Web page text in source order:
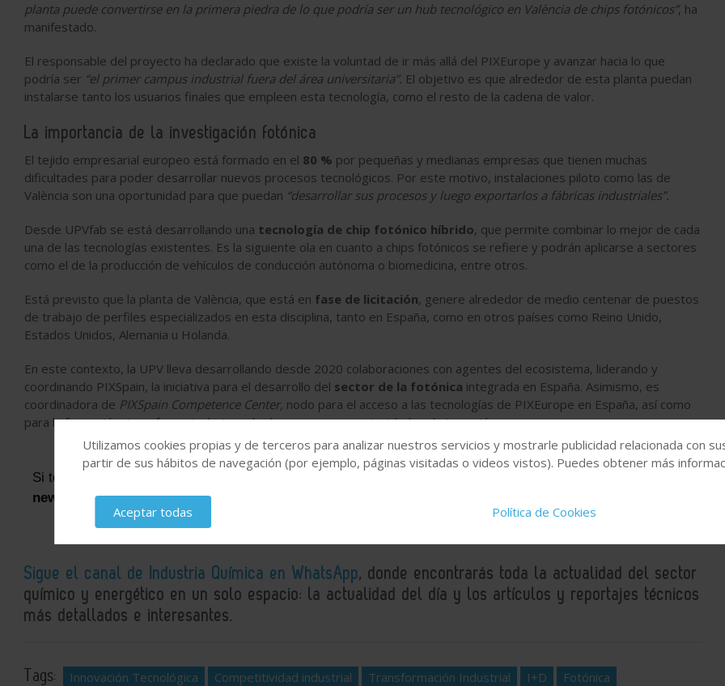
planta puede convertirse en la primera piedra de lo que podría ser un hub tecnológico en València de chips fotónicos”, ha
manifestado.
El responsable del proyecto ha declarado que existe la voluntad de ir más allá del PIXEurope y avanzar hacia lo que
podría ser “el primer campus industrial fuera del área universitaria”. El objetivo es que alrededor de esta planta puedan
instalarse tanto los usuarios finales que empleen esta tecnología, como el resto de la cadena de valor.
La importancia de la investigación fotónica
El tejido empresarial europeo está formado en el 80 % por pequeñas y medianas empresas que tienen muchas
dificultades para poder desarrollar nuevos procesos tecnológicos. Por este motivo, instalaciones piloto como las de
València son una oportunidad para que puedan “desarrollar sus procesos y luego exportarlos a fábricas industriales”.
Desde UPVfab se está desarrollando una tecnología de chip fotónico híbrido, que permite combinar lo mejor de cada
una de las tecnologías existentes. Es la siguiente ola en cuanto a chips fotónicos se refiere y podrán aplicarse a sectores
como el de la producción de vehículos de conducción autónoma o biomedicina, entre otros.
Está previsto que la planta de València, que está en fase de licitación, genere alrededor de medio centenar de puestos
de trabajo de perfiles especializados en esta disciplina, tanto en España, como en otros países como Reino Unido,
Estados Unidos, Alemania u Holanda.
En este contexto, la UPV lleva desarrollando desde 2020 colaboraciones con agentes del ecosistema, liderando y
coordinando PIXSpain, la iniciativa para el desarrollo del sector de la fotónica integrada en España. Asimismo, es
coordinadora de PIXSpain Competence Center, nodo para el acceso a las tecnologías de PIXEurope en España, así como
para la formación, transferencia de tecnología y acceso a oportunidades de inversión.
Si te ha parecido interesante, puedes
newsletters
Sigue el canal de Industria Química en WhatsApp, donde encontrarás toda la actualidad del sector
químico y energético en un solo espacio: la actualidad del día y los artículos y reportajes técnicos
más detallados e interesantes.
Tags: Innovación Tecnológica Competitividad industrial Transformación Industrial I+D
Fotónica
Utilizamos cookies propias y de terceros para analizar nuestros servicios y mostrarle publicidad relacionada con
partir de sus hábitos de navegación (por ejemplo, páginas visitadas o videos vistos). Puedes obtener más
Aceptar todas Política de Cookies